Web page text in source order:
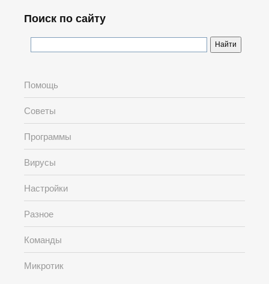
Поиск по сайту
Помощь
Советы
Программы
Вирусы
Настройки
Разное
Команды
Микротик